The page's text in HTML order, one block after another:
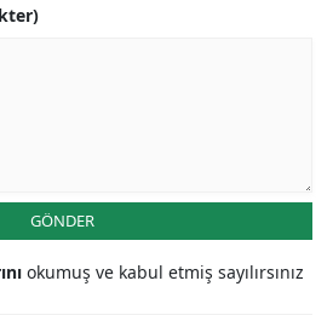
GÖNDER
okumuş ve kabul etmiş sayılırsınız